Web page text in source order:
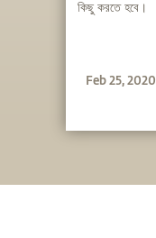
কিছু করতে হবে।
Feb 25, 2020